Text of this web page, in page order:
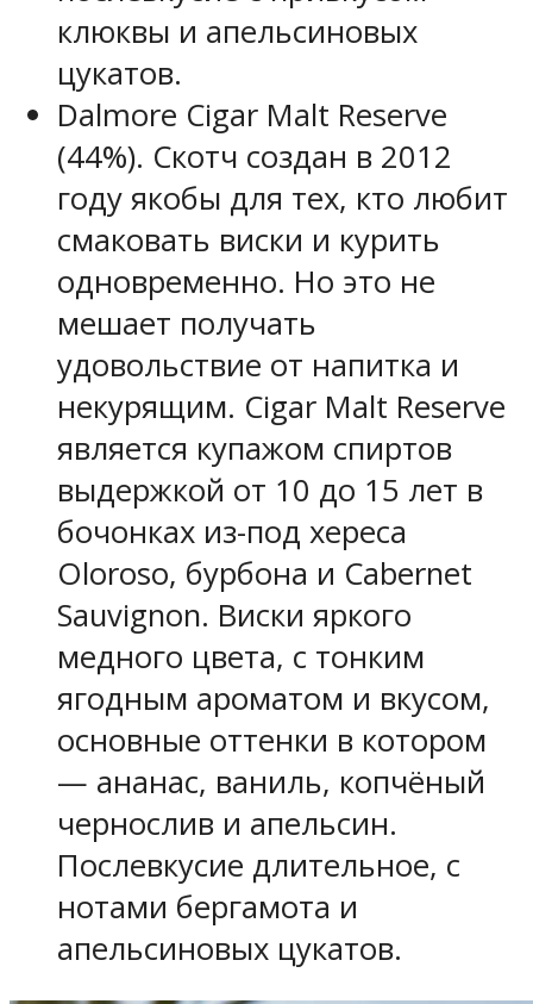
клюквы и апельсиновых
цукатов.
Dalmore Cigar Malt Reserve
(44%). Скотч создан в 2012
году якобы для тех, кто любит
смаковать виски и курить
одновременно. Но это не
мешает получать
удовольствие от напитка и
некурящим. Cigar Malt Reserve
является купажом спиртов
выдержкой от 10 до 15 лет в
бочонках из-под хереса
Oloroso, бурбона и Cabernet
Sauvignon. Виски яркого
медного цвета, с тонким
ягодным ароматом и вкусом,
основные оттенки в котором
— ананас, ваниль, копчёный
чернослив и апельсин.
Послевкусие длительное, с
нотами бергамота и
апельсиновых цукатов.